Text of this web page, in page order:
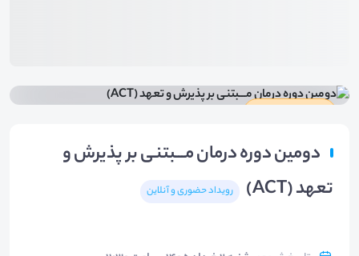
دومین دوره درمان مـــبتنی بر پذیرش و
تعهد (ACT)
رویداد حضوری و آنلاین